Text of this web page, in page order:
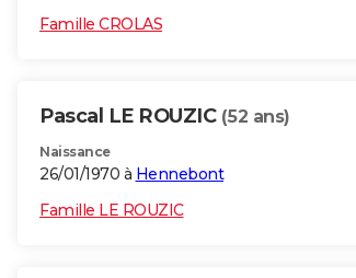
Famille CROLAS
Pascal LE ROUZIC (52 ans)
Naissance
26/01/1970 à Hennebont
Famille LE ROUZIC